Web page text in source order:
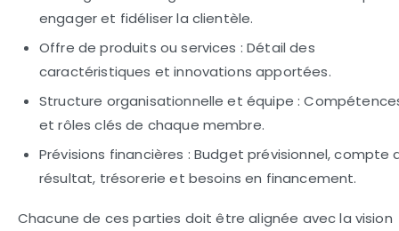
engager et fidéliser la clientèle.
Offre de produits ou services : Détail des
caractéristiques et innovations apportées.
Structure organisationnelle et équipe :
et rôles clés de chaque membre.
Prévisions financières : Budget prévisionnel, compte
résultat, trésorerie et besoins en financement.
Chacune de ces parties doit être alignée avec la vision